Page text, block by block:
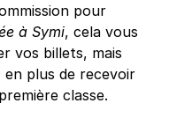
pour
à Symi, cela vous
vos billets, mais
en plus de recevoir
classe.